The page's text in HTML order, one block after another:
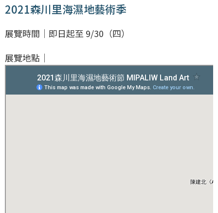
2021森川里海濕地藝術季
展覽時間｜即日起至 9/30（四）
展覽地點｜